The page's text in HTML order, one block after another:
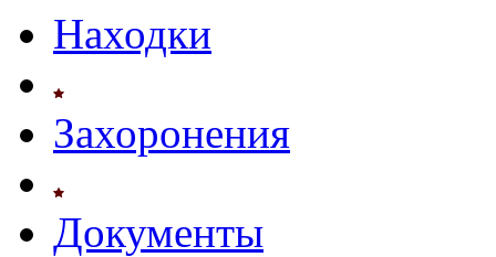
Находки
Захоронения
Документы